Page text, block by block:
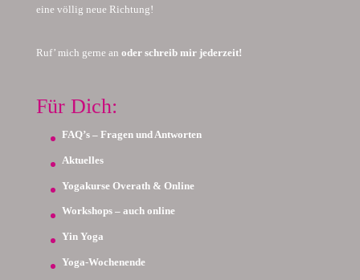
eine völlig neue Richtung!
Ruf’ mich gerne an oder schreib mir jederzeit!
Für Dich:
FAQ’s – Fragen und Antworten
Aktuelles
Yogakurse Overath & Online
Workshops – auch online
Yin Yoga
Yoga-Wochenende